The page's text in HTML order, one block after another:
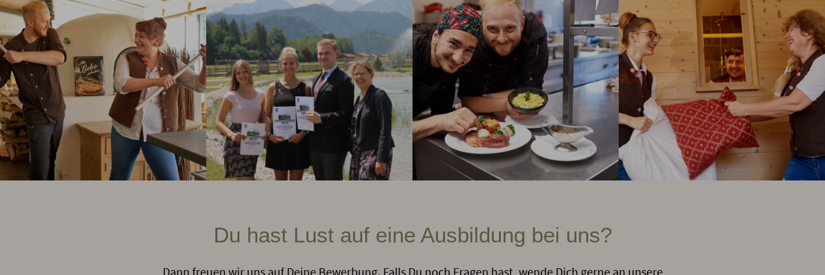
Du hast Lust auf eine Ausbildung bei uns?
Dann freuen wir uns auf Deine Bewerbung. Falls Du noch Fragen hast, wende Dich gerne an unsere